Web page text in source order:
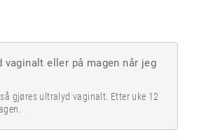
vaginalt eller på magen når jeg
gjøres ultralyd vaginalt. Etter uke 12